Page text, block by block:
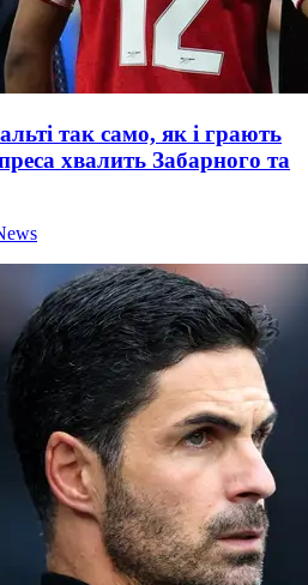
так само, як і грають
хвалить Забарного та